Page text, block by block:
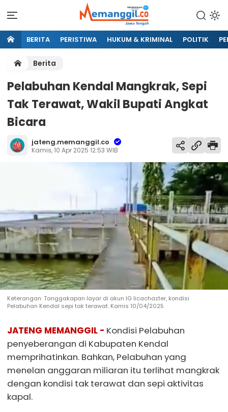
BERITA PERISTIWA HUKUM & KRIMINAL POLITIK
Berita
Pelabuhan Kendal Mangkrak, Sepi
Tak Terawat, Wakil Bupati Angkat
Bicara
jateng.memanggil.co
Kamis, 10 Apr 2025 12:53 WIB
Keterangan: Tanggakapan layar di akun IG licachazter, kondisi
Pelabuhan Kendal sepi tak terawat. Kamis 10/04/2025
JATENG MEMANGGIL - Kondisi Pelabuhan
penyeberangan di Kabupaten Kendal
memprihatinkan. Bahkan, Pelabuhan yang
menelan anggaran miliaran itu terlihat mangkrak
dengan kondisi tak terawat dan sepi aktivitas
kapal.